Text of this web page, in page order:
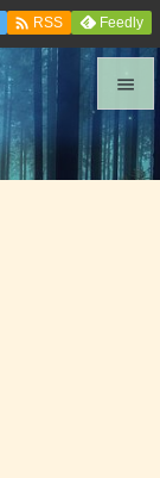


メニュ
 RSS Feedly